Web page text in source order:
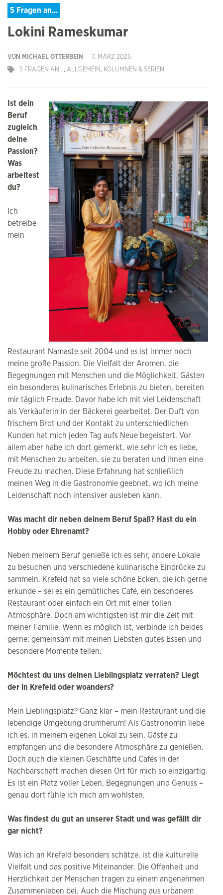
5 Fragen an...
Lokini Rameskumar
VON MICHAEL OTTERBEIN
7. MÄRZ 2025
5 FRAGEN AN..., ALLGEMEIN, KOLUMNEN & SERIEN
Ist dein
Beruf
zugleich
deine
Passion?
Was
arbeitest
du?
Ich
betreibe
mein
Restaurant Namaste seit 2004 und es ist immer noch
meine große Passion. Die Vielfalt der Aromen, die
Begegnungen mit Menschen und die Möglichkeit, Gästen
ein besonderes kulinarisches Erlebnis zu bieten, bereiten
mir täglich Freude. Davor habe ich mit viel Leidenschaft
als Verkäuferin in der Bäckerei gearbeitet. Der Duft von
frischem Brot und der Kontakt zu unterschiedlichen
Kunden hat mich jeden Tag aufs Neue begeistert. Vor
allem aber habe ich dort gemerkt, wie sehr ich es liebe,
mit Menschen zu arbeiten, sie zu beraten und ihnen eine
Freude zu machen. Diese Erfahrung hat schließlich
meinen Weg in die Gastronomie geebnet, wo ich meine
Leidenschaft noch intensiver ausleben kann.
Was macht dir neben deinem Beruf Spaß? Hast du ein
Hobby oder Ehrenamt?
Neben meinem Beruf genieße ich es sehr, andere Lokale
zu besuchen und verschiedene kulinarische Eindrücke zu
sammeln. Krefeld hat so viele schöne Ecken, die ich gerne
erkunde – sei es ein gemütliches Café, ein besonderes
Restaurant oder einfach ein Ort mit einer tollen
Atmosphäre. Doch am wichtigsten ist mir die Zeit mit
meiner Familie. Wenn es möglich ist, verbinde ich beides
gerne: gemeinsam mit meinen Liebsten gutes Essen und
besondere Momente teilen.
Möchtest du uns deinen Lieblingsplatz verraten? Liegt
der in Krefeld oder woanders?
Mein Lieblingsplatz? Ganz klar – mein Restaurant und die
lebendige Umgebung drumherum! Als Gastronomin liebe
ich es, in meinem eigenen Lokal zu sein, Gäste zu
empfangen und die besondere Atmosphäre zu genießen.
Doch auch die kleinen Geschäfte und Cafés in der
Nachbarschaft machen diesen Ort für mich so einzigartig.
Es ist ein Platz voller Leben, Begegnungen und Genuss –
genau dort fühle ich mich am wohlsten.
Was findest du gut an unserer Stadt und was gefällt dir
gar nicht?
Was ich an Krefeld besonders schätze, ist die kulturelle
Vielfalt und das positive Miteinander. Die Offenheit und
Herzlichkeit der Menschen tragen zu einem angenehmen
Zusammenleben bei. Auch die Mischung aus urbanem